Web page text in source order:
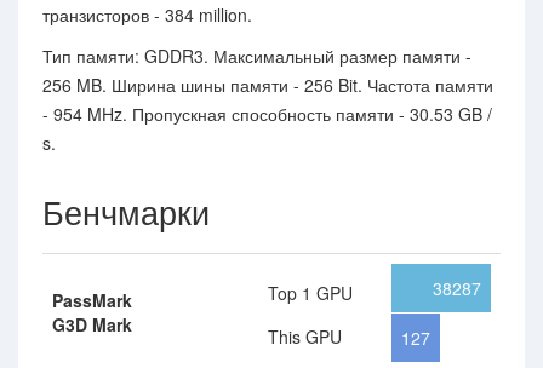
транзисторов - 384 million.
Тип памяти: GDDR3. Максимальный размер памяти -
256 MB. Ширина шины памяти - 256 Bit. Частота памяти
- 954 MHz. Пропускная способность памяти - 30.53 GB /
s.
Бенчмарки
PassMark
G3D Mark
Top 1 GPU
This GPU
38287
127